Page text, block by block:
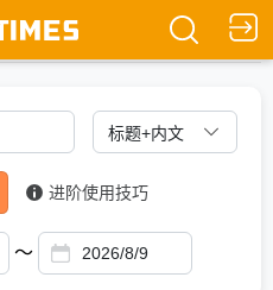
Ask DIGITIMES
进阶使用技巧
～